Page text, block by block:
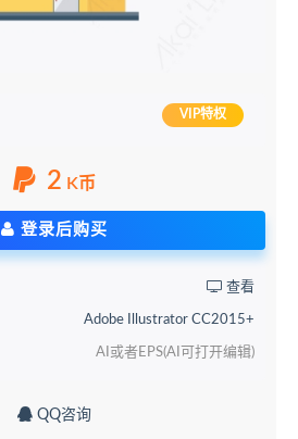
VIP特权
2 K币
登录后购买
查看
Adobe Illustrator CC2015+
AI或者EPS(AI可打开编辑)
QQ咨询